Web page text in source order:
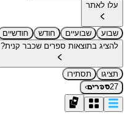
עלו לאתר
שבוע שבועיים חודש
חודשיים
להציג בתוצאות ספרים שכבר קנית?
תציגו
תסתירו
27ספרים›